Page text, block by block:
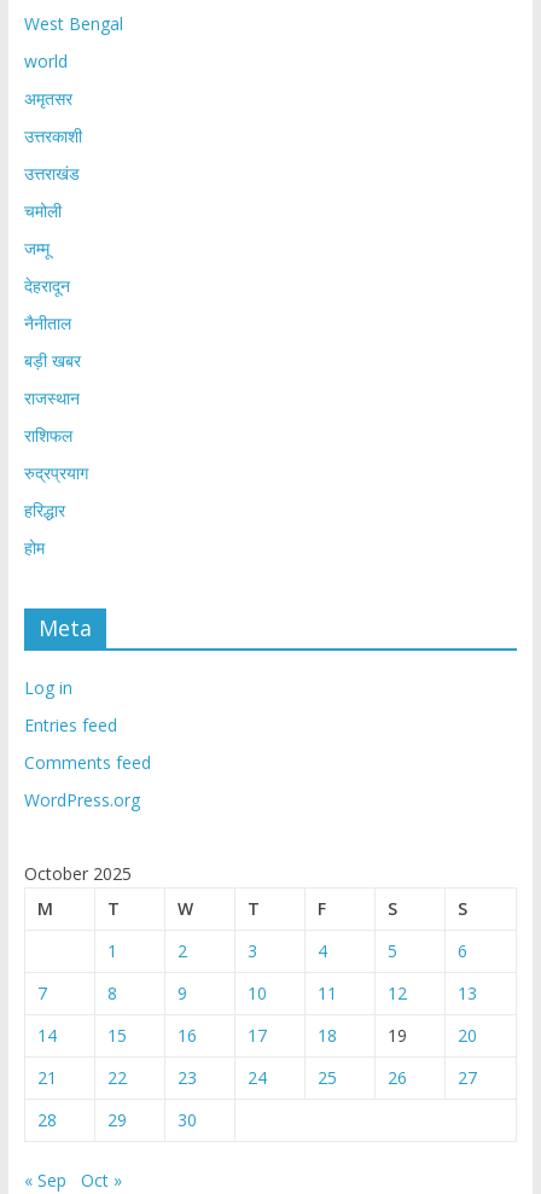
West Bengal
world
अमृतसर
उत्तरकाशी
उत्तराखंड
चमोली
जम्मू
देहरादून
नैनीताल
बड़ी खबर
राजस्थान
राशिफल
रुद्रप्रयाग
हरिद्धार
होम
Meta
Log in
Entries feed
Comments feed
WordPress.org
October 2025
M
T W T F S
S
1
2 3 4 5
6
7
8 9 10 11 12
13
14
15 16 17 18 19
20
21
22 23 24 25 26
27
28
29 30
« Sep Oct »